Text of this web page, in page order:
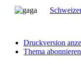
Druckversion
Thema abonnieren